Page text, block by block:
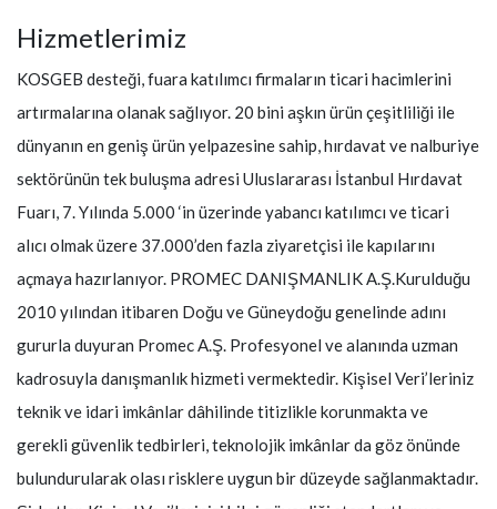
Hizmetlerimiz
KOSGEB desteği, fuara katılımcı firmaların ticari hacimlerini
artırmalarına olanak sağlıyor. 20 bini aşkın ürün çeşitliliği ile
dünyanın en geniş ürün yelpazesine sahip, hırdavat ve nalburiye
sektörünün tek buluşma adresi Uluslararası İstanbul Hırdavat
Fuarı, 7. Yılında 5.000 ‘in üzerinde yabancı katılımcı ve ticari
alıcı olmak üzere 37.000’den fazla ziyaretçisi ile kapılarını
açmaya hazırlanıyor. PROMEC DANIŞMANLIK A.Ş.Kurulduğu
2010 yılından itibaren Doğu ve Güneydoğu genelinde adını
gururla duyuran Promec A.Ş. Profesyonel ve alanında uzman
kadrosuyla danışmanlık hizmeti vermektedir. Kişisel Veri’leriniz
teknik ve idari imkânlar dâhilinde titizlikle korunmakta ve
gerekli güvenlik tedbirleri, teknolojik imkânlar da göz önünde
bulundurularak olası risklere uygun bir düzeyde sağlanmaktadır.